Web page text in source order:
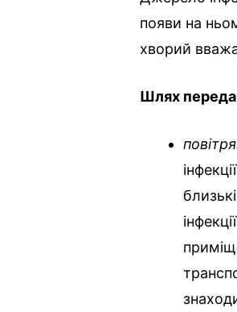
появи на
хворий
Шлях